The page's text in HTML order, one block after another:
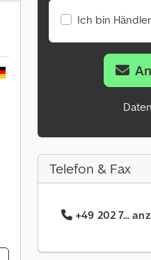
Ich bin Händler
Telefon & Fax
+49 202 7...